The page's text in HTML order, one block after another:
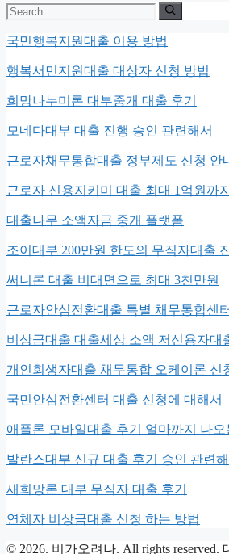
Search
for:
국민행복지원대출 이용 방법
행복서민지원대출 대상자 신청 방법
희망나누미론 대부중개 대출 후기
모네다대부 대출 진행 승인 관련해서
근로자채무통합대출 정부제도 신청 안
근로자 신용지키미 대출 최대 1억원까지
대출나무 소액자금 중개 플랫폼
조이대부 200만원 한도의 무직자대출
써니론 대출 비대면으로 최대 3천만원
근로자안심전환대출 특별 채무통합센
비상금대출 대출세상 소액 저신용자대
개인회생자대출 채무통합 오케이론 신
국민안심전환센터 대출 신청에 대해서
애플론 모바일대출 후기 얼마까지 나오
발란스대부 신규 대출 후기 승인 관련
새희망론 대부 무직자 대출 후기
연체자 비상금대출 신청 하는 방법
© 2026. 비가오려나. All rights reserved.